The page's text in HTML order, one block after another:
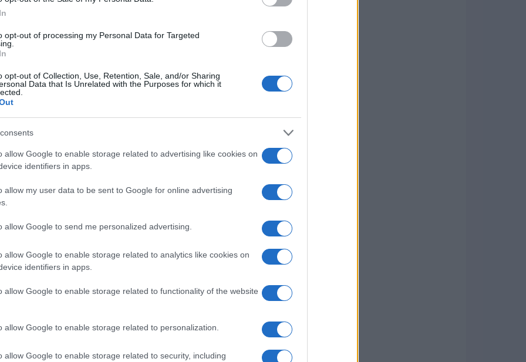
opt-out of processing my Personal Data for Targeted
opt-out of Collection, Use, Retention, Sale, and/or Sharing
Data that Is Unrelated with the Purposes for which it
allow Google to enable storage related to advertising like cookies on
identifiers in apps.
allow my user data to be sent to Google for online advertising
allow Google to send me personalized advertising.
allow Google to enable storage related to analytics like cookies on
identifiers in apps.
allow Google to enable storage related to functionality of the website
allow Google to enable storage related to personalization.
allow Google to enable storage related to security, including
da scegliere rapidamente la destinazione
e passeggiate sul
primaverili, il
in circa 40 minuti: dalla stazione di
, al Duomo e a Villa Olmo, perfetta per una
opposta, località comeVarennae
è famosa per Villa Monastero e il Castello
e i suoi scorci sul lago.
, raggiungibile con treno fino a Desenzano
la Rocca Scaligera
per coppie. In primavera è piacevole
al lago, mentre per i più attivi sono